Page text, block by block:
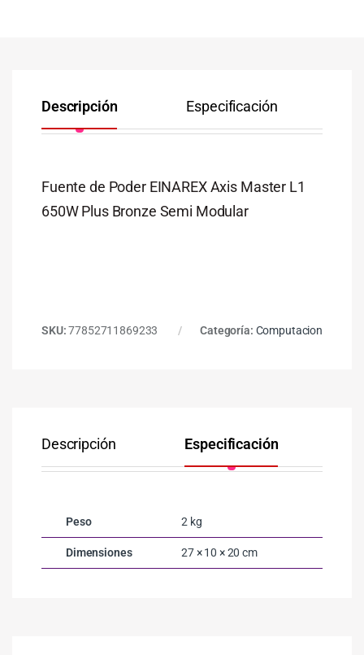
Descripción Especificación
Fuente de Poder EINAREX Axis Master L1
650W Plus Bronze Semi Modular
SKU:77852711869233 Categoría: Computacion
Descripción Especificación
Peso 2 kg
Dimensiones 27 × 10 × 20 cm